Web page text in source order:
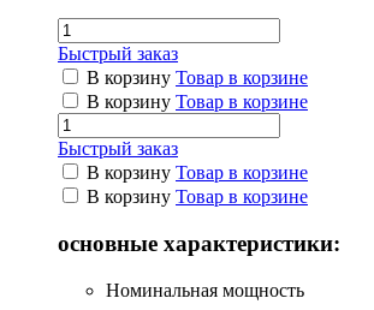
Быстрый заказ
В корзину Товар в корзине
В корзину Товар в корзине
Быстрый заказ
В корзину Товар в корзине
В корзину Товар в корзине
основные характеристики:
Номинальная мощность